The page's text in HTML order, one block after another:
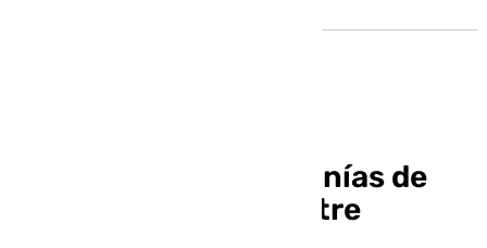
La estación del Cercanías de
Fuengirola, un desastre